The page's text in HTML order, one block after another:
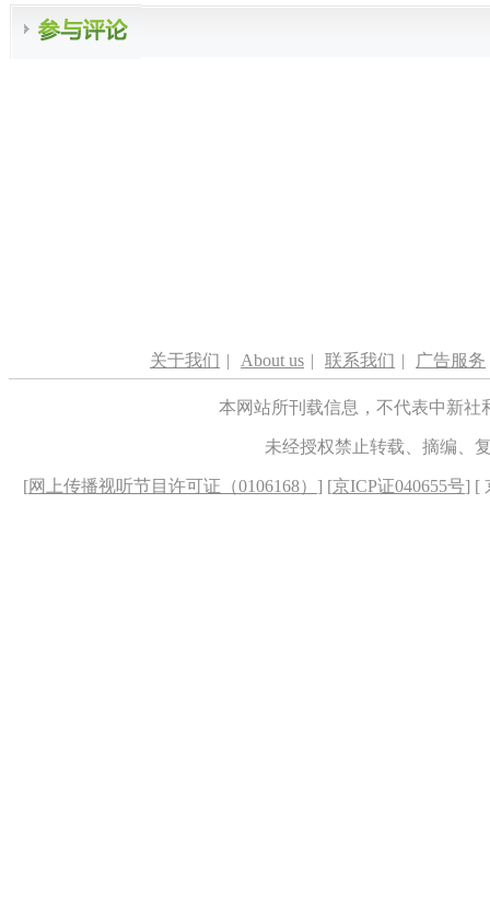
关于我们 | About us | 联系我们 | 广告服务
本网站所刊载信息，不代表中新
未经授权禁止转载、摘编、
[网上传播视听节目许可证（0106168） ] [京ICP证040655号] [